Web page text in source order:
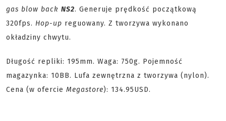
gas blow back NS2. Generuje prędkość początkową
320fps. Hop-up reguowany. Z tworzywa wykonano
okładziny chwytu.
Długość repliki: 195mm. Waga: 750g. Pojemność
magazynka: 10BB. Lufa zewnętrzna z tworzywa (nylon).
Cena (w ofercie Megastore): 134.95USD.